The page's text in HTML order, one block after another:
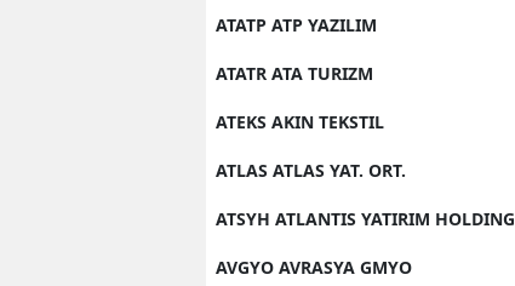
ATATP ATP YAZILIM
ATATR ATA TURIZM
ATEKS AKIN TEKSTIL
ATLAS ATLAS YAT. ORT.
ATSYH ATLANTIS YATIRIM HOLDING
AVGYO AVRASYA GMYO